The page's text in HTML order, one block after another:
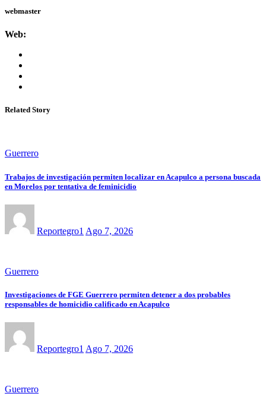
webmaster
Web:
Related Story
Guerrero
Trabajos de investigación permiten localizar en Acapulco a persona buscada
en Morelos por tentativa de feminicidio
Reportegro1 Ago 7, 2026
Guerrero
Investigaciones de FGE Guerrero permiten detener a dos probables
responsables de homicidio calificado en Acapulco
Reportegro1 Ago 7, 2026
Guerrero